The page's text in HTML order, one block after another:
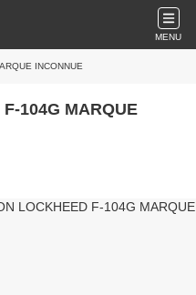
MENU
INCONNUE
104G MARQUE